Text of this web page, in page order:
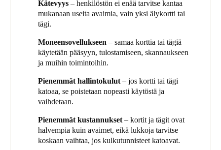
Avaimien käyttäminen ei ollut vain vaivalloista opettajille, vaan
niiden vaihtaminen oli kallista, jos ne katosivat tai kadotettiin.
urheilu- ja taidetilat, se vuokraa tiloja paikallisille ryhmille, kuten
yhteisön koripalloyhdistyksille, joten he halusivat myös tavan
mahdollistaa pääsy ulkopuolisille käyttäjille vaarantamatta
henkilökuntaa vai ei – koripalloseura pääsee urheiluhalliin, mutta
ei muille oppilaitoksen alueille, ja vain heille määrättynä päivänä
ja kellonaikana.
Jos kortti tai tägi katoaa tai henkilökunnan jäsen irtisanoutuu, se
voidaan poistaa erittäin nopeasti käytöstä, jotta varmistetaan,
ettei turvallisuusriskejä ilmene. Korvaavan tunnisteen
ohjelmointi on halpaa, nopeaa ja helppoa, mikä tekee
järjestelmästä paljon mukavampaa käyttäjille.
Kulkukortit ja tägit voidaan ohjelmoida myös muihin
toimintoihin – kuten tulostuksen vapauttamiseen sekä skannerien
ja kopiokoneiden käyttöön, jolloin henkilökunta tarvitsee vain
yhden kulkutunnisteen.
Kätevyys – henkilöstön ei enää tarvitse kantaa
mukanaan useita avaimia, vain yksi älykortti tai
tägi.
Moneensovellukseen – samaa korttia tai tägiä
käytetään pääsyyn, tulostamiseen, skannaukseen
ja muihin toimintoihin.
Pienemmät hallintokulut – jos kortti tai tägi
katoaa, se poistetaan nopeasti käytöstä ja
vaihdetaan.
Pienemmät kustannukset – kortit ja tägit ovat
halvempia kuin avaimet, eikä lukkoja tarvitse
koskaan vaihtaa, jos kulkutunnisteet katoavat.